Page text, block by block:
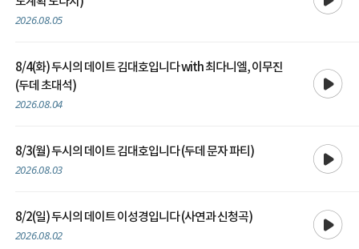
2026.08.05
8/4(화) 두시의 데이트 김대호입니다 with 최다니엘, 이무진
(두데 초대석)
2026.08.04
8/3(월) 두시의 데이트 김대호입니다 (두데 문자 파티)
2026.08.03
8/2(일) 두시의 데이트 이성경입니다 (사연과 신청곡)
2026.08.02